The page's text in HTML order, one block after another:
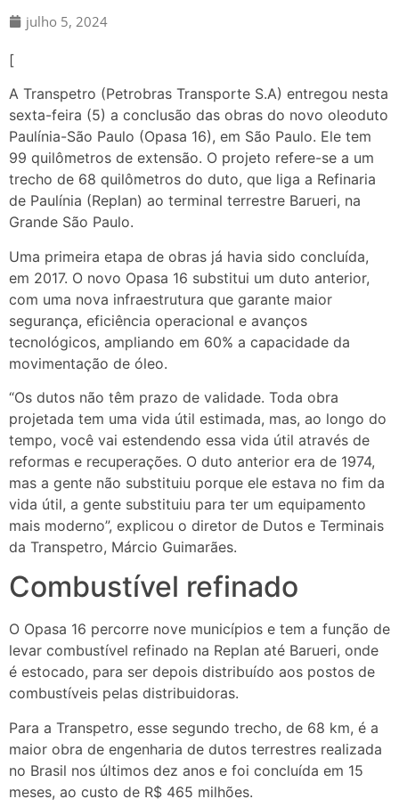
julho 5, 2024
[
A Transpetro (Petrobras Transporte S.A) entregou nesta
sexta-feira (5) a conclusão das obras do novo oleoduto
Paulínia-São Paulo (Opasa 16), em São Paulo. Ele tem
99 quilômetros de extensão. O projeto refere-se a um
trecho de 68 quilômetros do duto, que liga a Refinaria
de Paulínia (Replan) ao terminal terrestre Barueri, na
Grande São Paulo.
Uma primeira etapa de obras já havia sido concluída,
em 2017. O novo Opasa 16 substitui um duto anterior,
com uma nova infraestrutura que garante maior
segurança, eficiência operacional e avanços
tecnológicos, ampliando em 60% a capacidade da
movimentação de óleo.
“Os dutos não têm prazo de validade. Toda obra
projetada tem uma vida útil estimada, mas, ao longo do
tempo, você vai estendendo essa vida útil através de
reformas e recuperações. O duto anterior era de 1974,
mas a gente não substituiu porque ele estava no fim da
vida útil, a gente substituiu para ter um equipamento
mais moderno”, explicou o diretor de Dutos e Terminais
da Transpetro, Márcio Guimarães.
Combustível refinado
O Opasa 16 percorre nove municípios e tem a função de
levar combustível refinado na Replan até Barueri, onde
é estocado, para ser depois distribuído aos postos de
combustíveis pelas distribuidoras.
Para a Transpetro, esse segundo trecho, de 68 km, é a
maior obra de engenharia de dutos terrestres realizada
no Brasil nos últimos dez anos e foi concluída em 15
meses, ao custo de R$ 465 milhões.